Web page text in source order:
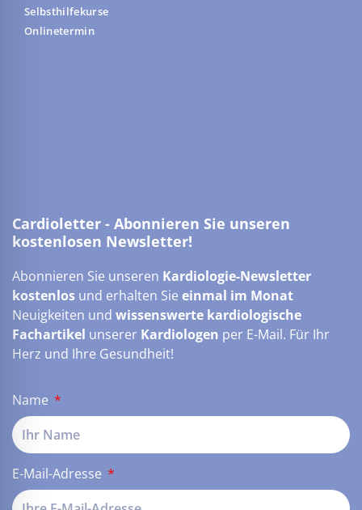
Selbsthilfekurse
Onlinetermin
Cardioletter - Abonnieren Sie unseren
kostenlosen Newsletter!
Abonnieren Sie unseren Kardiologie-Newsletter
kostenlos und erhalten Sie einmal im Monat
Neuigkeiten und wissenswerte kardiologische
Fachartikel unserer Kardiologen per E-Mail. Für Ihr
Herz und Ihre Gesundheit!
Name
E-Mail-Adresse